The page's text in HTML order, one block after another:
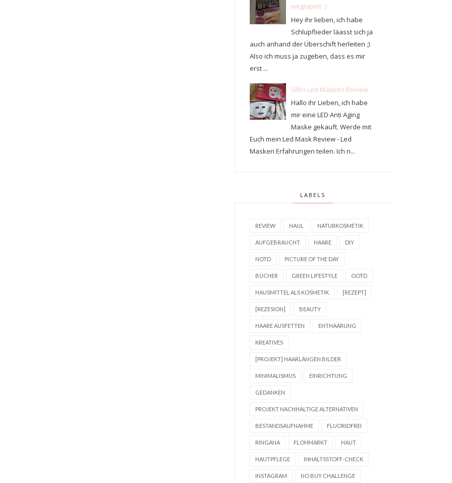
wegtapen :)
Hey ihr lieben, ich habe
Schlupflieder läasst sich ja
auch anhand der Überschift herleiten ;)
Also ich muss ja zugeben, dass es mir
erst ...
Silkn Led Masken Review
Hallo ihr Lieben, ich habe
mir eine LED Anti Aging
Maske gekauft. Werde mit
Euch mein Led Mask Review - Led
Masken Erfahrungen teilen. Ich n...
LABELS
REVIEW HAUL NATURKOSMETIK
AUFGEBRAUCHT HAARE DIY
NOTD PICTURE OF THE DAY
BÜCHER GREEN LIFESTYLE OOTD
HAUSMITTEL ALS KOSMETIK [REZEPT]
[REZESION] BEAUTY
HAARE AUSFETTEN ENTHAARUNG
KREATIVES
[PROJEKT] HAARLÄNGEN BILDER
MINIMALISMUS EINRICHTUNG
GEDANKEN
PROJEKT NACHHALTIGE ALTERNATIVEN
BESTANDSAUFNAHME FLUORIDFREI
RINGANA FLOHMARKT HAUT
HAUTPFLEGE INHALTSSTOFF-CHECK
INSTAGRAM NO BUY CHALLENGE